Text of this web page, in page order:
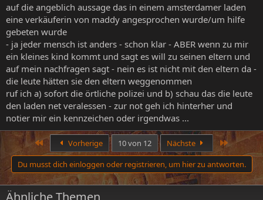
auf die angeblich aussage das in einem amsterdamer laden
eine verkäuferin von maddy angesprochen wurde/um hilfe
gebeten wurde
- ja jeder mensch ist anders - schon klar - ABER wenn zu mir
ein kleines kind kommt und sagt es will zu seinen eltern und
auf mein nachfragen sagt - nein es ist nicht mit den eltern da -
die leute hätten sie den eltern weggenommen
ruf ich a) sofort die örtliche polizei und b) schau das die leute
den laden net veralessen - zur not geh ich hinterher und
notier mir ein kennzeichen oder irgendwas ...
Erste Vorherige 10 von 12 Nächste Letzte
Du musst dich einloggen oder registrieren, um hier zu antworten.
Ähnliche Themen